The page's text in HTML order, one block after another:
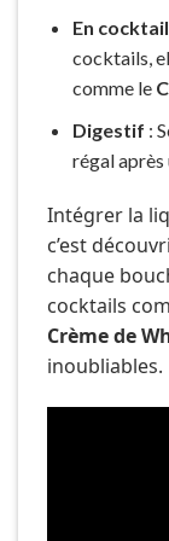
En
cocktails,
comme le
Digestif :
régal après
Intégrer la
c’est
chaque
cocktails
Crème de
inoubliables.